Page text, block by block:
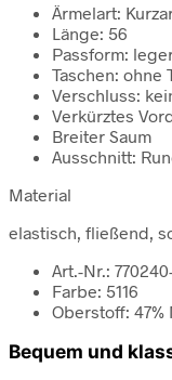
Ärmelart:
Länge: 56
Passform:
Taschen: ohne
Verschluss:
Verkürztes
Breiter Saum
Ausschnitt:
Material
elastisch, fließend,
Art.-Nr.:
Farbe: 5116
Oberstoff: 47%
Bequem und